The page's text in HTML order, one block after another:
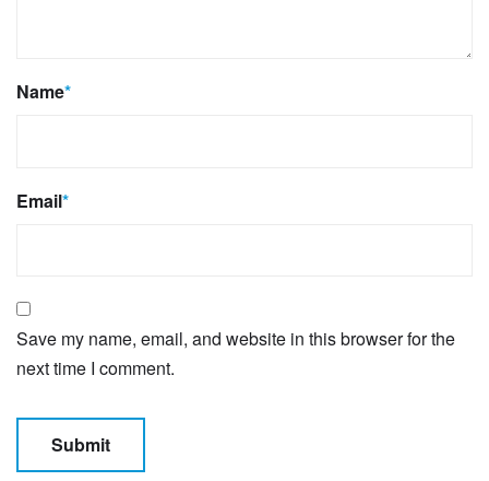
Name*
Email*
Save my name, email, and website in this browser for the
next time I comment.